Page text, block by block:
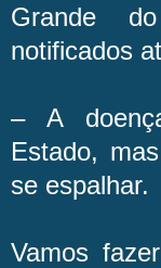
Grande
notificados
– A
Estado,
se espalhar.
Vamos